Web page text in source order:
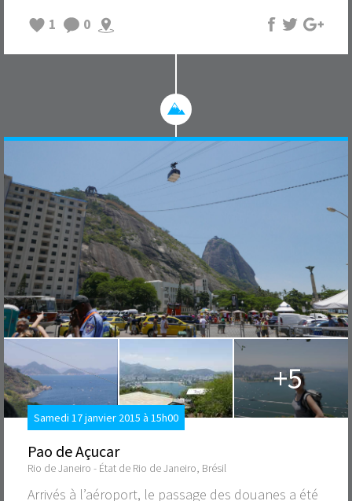
1
0
+5
Samedi 17 janvier 2015 à 15h00
Pao de Açucar
Rio de Janeiro - État de Rio de Janeiro, Brésil
Arrivés à l’aéroport, le passage des douanes a été